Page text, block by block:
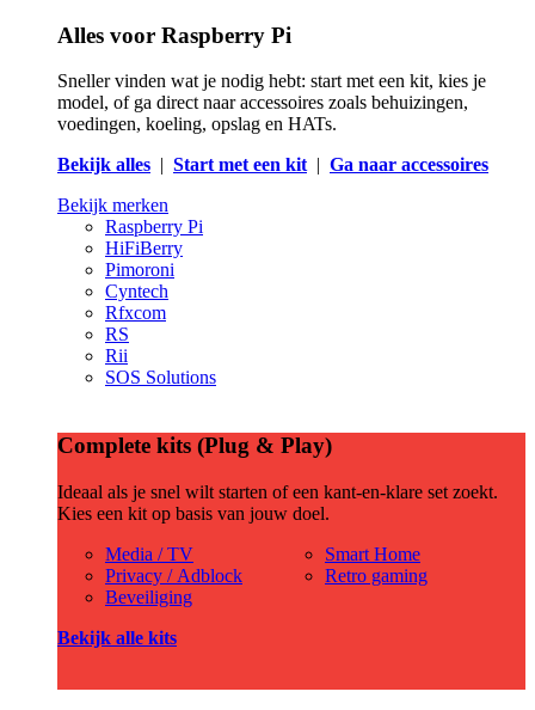
Alles voor Raspberry Pi
Sneller vinden wat je nodig hebt: start met een kit, kies je
model, of ga direct naar accessoires zoals behuizingen,
voedingen, koeling, opslag en HATs.
Bekijk alles | Start met een kit| Ga naar accessoires
Bekijk merken
Raspberry Pi
HiFiBerry
Pimoroni
Cyntech
Rfxcom
RS
Rii
SOS Solutions
Complete kits (Plug & Play)
Ideaal als je snel wilt starten of een kant-en-klare set zoekt.
Kies een kit op basis van jouw doel.
Media / TV
Privacy / Adblock
Beveiliging
Smart Home
Retro gaming
Bekijk alle kits